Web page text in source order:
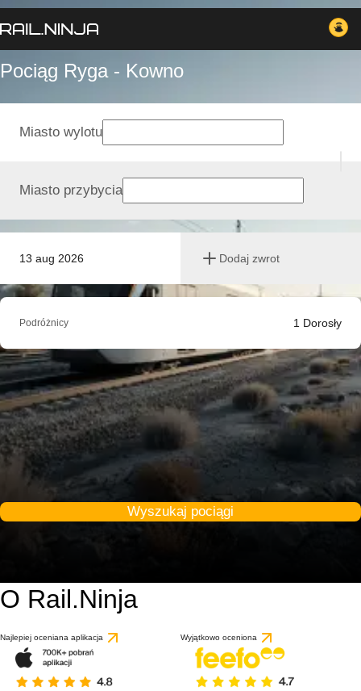
Pociąg Ryga - Kowno
13 aug 2026 Dodaj zwrot
Miasto wylotu
Miasto przybycia
Podróżnicy 1 Dorosły
Wyszukaj pociągi
O Rail.Ninja
Najlepiej oceniana aplikacja Wyjątkowo oceniona